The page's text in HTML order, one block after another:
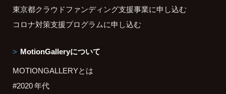
東京都クラウドファンディング支援事業に申し込む
コロナ対策支援プログラムに申し込む
MotionGalleryについて
MOTIONGALLERYとは
#2020 年代